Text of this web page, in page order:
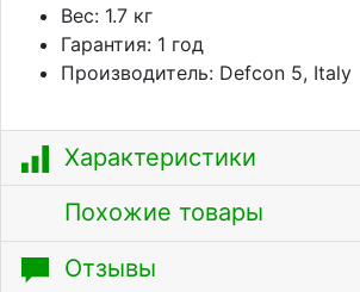
Вес: 1.7 кг
Гарантия: 1 год
Производитель: Defcon 5, Italy
Характеристики
Похожие товары
Отзывы